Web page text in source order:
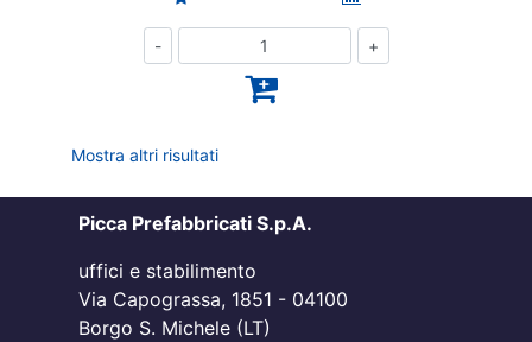
Mostra altri risultati
Picca Prefabbricati S.p.A.
uffici e stabilimento
Via Capograssa, 1851 - 04100
Borgo S. Michele (LT)